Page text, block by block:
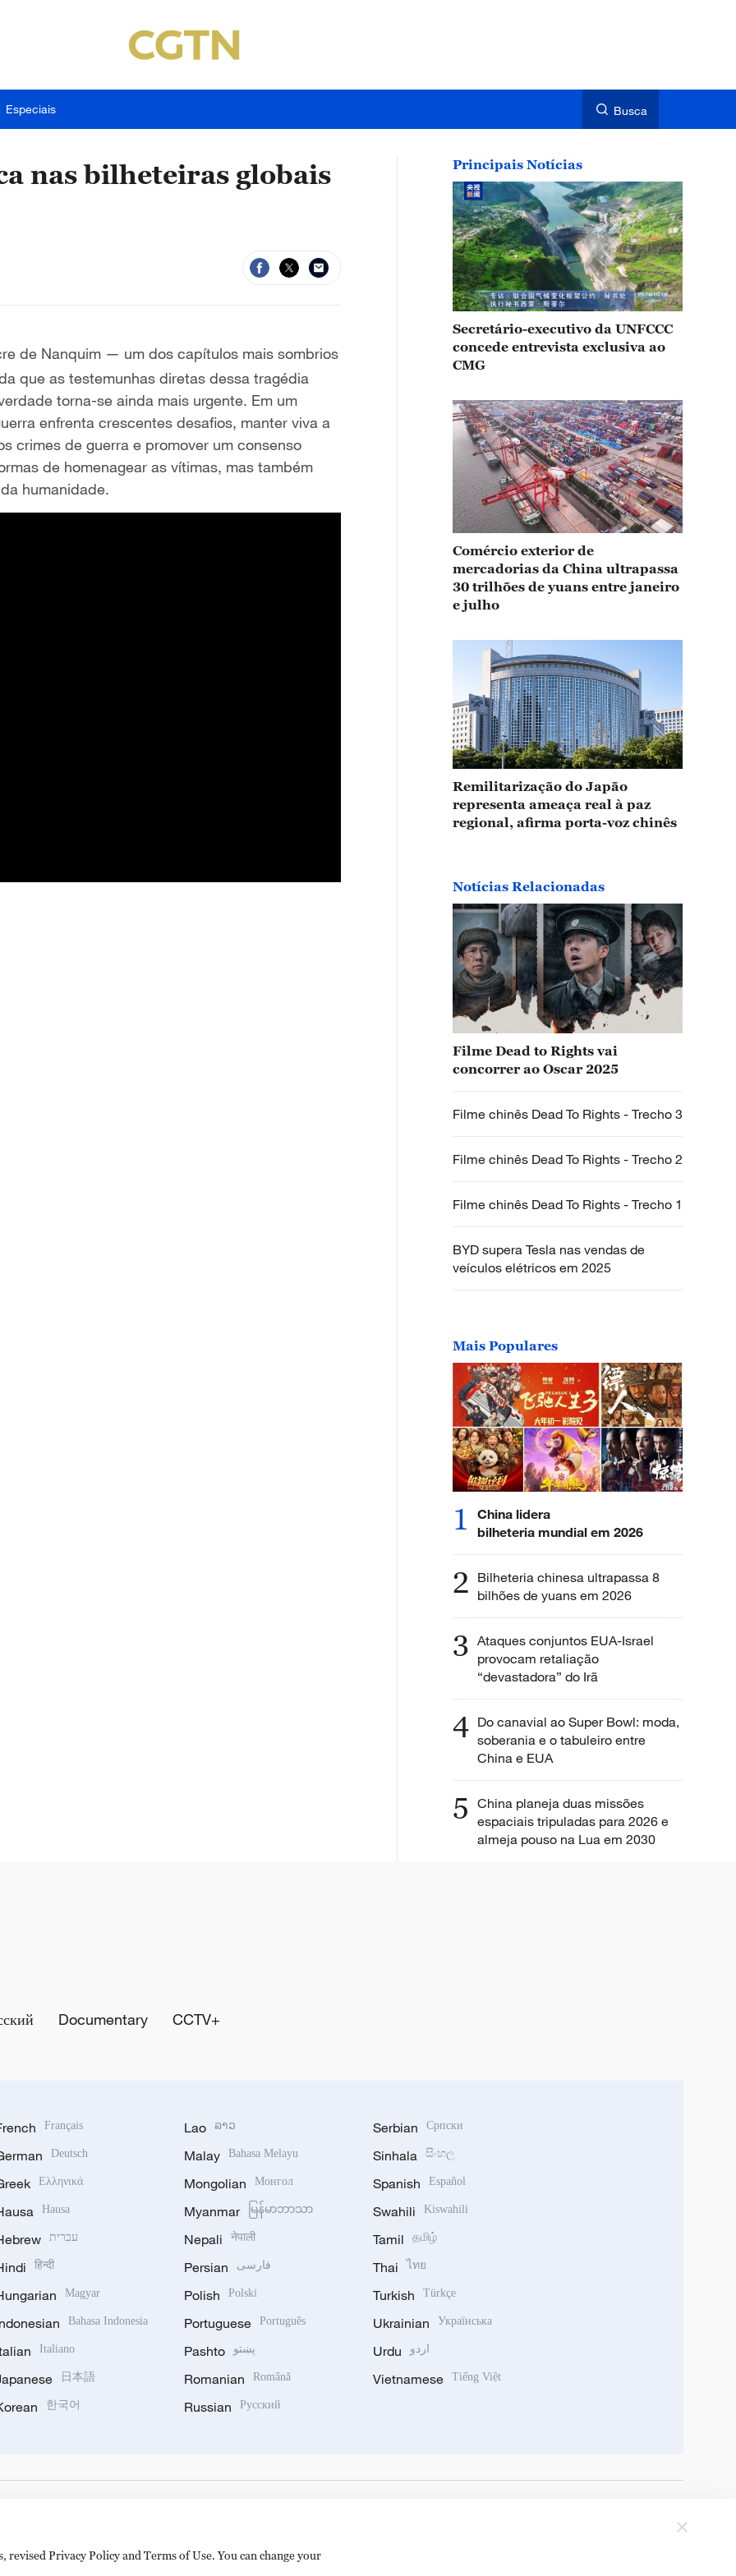
Especiais Busca
nas bilheteiras globais
de Nanquim — um dos capítulos mais sombrios
que as testemunhas diretas dessa tragédia
torna-se ainda mais urgente. Em um
enfrenta crescentes desafios, manter viva a
crimes de guerra e promover um consenso
de homenagear as vítimas, mas também
humanidade.
Principais Notícias
Secretário-executivo da UNFCCC
concede entrevista exclusiva ao
CMG
Comércio exterior de
mercadorias da China ultrapassa
30 trilhões de yuans entre janeiro
e julho
Remilitarização do Japão
representa ameaça real à paz
regional, afirma porta-voz chinês
Notícias Relacionadas
Filme Dead to Rights vai
concorrer ao Oscar 2025
Filme chinês Dead To Rights - Trecho 3
Filme chinês Dead To Rights - Trecho 2
Filme chinês Dead To Rights - Trecho 1
BYD supera Tesla nas vendas de
veículos elétricos em 2025
Mais Populares
1
China lidera
bilheteria mundial em 2026
2 Bilheteria chinesa ultrapassa 8
bilhões de yuans em 2026
3 Ataques conjuntos EUA-Israel
provocam retaliação
“devastadora” do Irã
4 Do canavial ao Super Bowl: moda,
soberania e o tabuleiro entre
China e EUA
5 China planeja duas missões
espaciais tripuladas para 2026 e
almeja pouso na Lua em 2030
Documentary CCTV+
Français
Deutsch
Ελληνικά
Hausa
עברית
हिन्दी
Magyar
Bahasa Indonesia
Italiano
日本語
한국어
Lao ລາວ
Malay Bahasa Melayu
Mongolian Монгол
Myanmar မြန်မာဘာသာ
Nepali नेपाली
Persian فارسی
Polish Polski
Portuguese Português
Pashto پښتو
Romanian Română
Russian Русский
Serbian Српски
Sinhala සිංහල
Spanish Español
Swahili Kiswahili
Tamil தமிழ்
Thai ไทย
Turkish Türkçe
Ukrainian Українська
Urdu اردو
Vietnamese Tiếng Việt
Privacy Policy and Terms of Use. You can change your